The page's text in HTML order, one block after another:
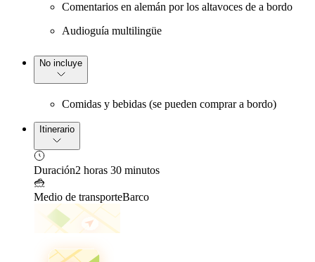
Comentarios en alemán por los altavoces de a bordo
Audioguía multilingüe
No incluye
Comidas y bebidas (se pueden comprar a bordo)
Itinerario
Duración2 horas 30 minutos
Medio de transporteBarco